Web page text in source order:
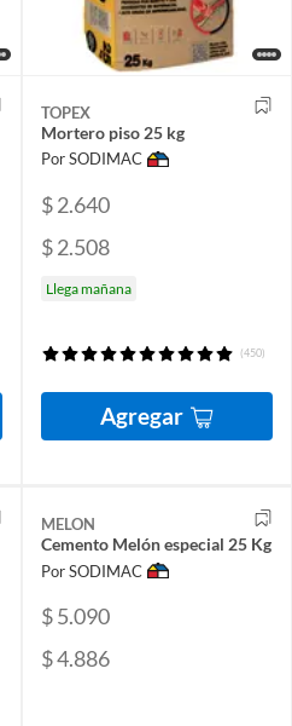
TOPEX
Mortero piso 25 kg
Por SODIMAC
$ 2.640
$ 2.508
Llega mañana
(450)
Agregar
MELON
Cemento Melón especial 25 Kg
Por SODIMAC
$ 5.090
$ 4.886